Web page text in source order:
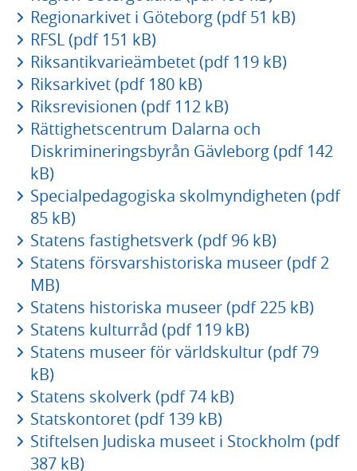
Regionarkivet i Göteborg (pdf 51 kB)
RFSL (pdf 151 kB)
Riksantikvarieämbetet (pdf 119 kB)
Riksarkivet (pdf 180 kB)
Riksrevisionen (pdf 112 kB)
Rättighetscentrum Dalarna och
Diskrimineringsbyrån Gävleborg (pdf 142
kB)
Specialpedagogiska skolmyndigheten (pdf
85 kB)
Statens fastighetsverk (pdf 96 kB)
Statens försvarshistoriska museer (pdf 2
MB)
Statens historiska museer (pdf 225 kB)
Statens kulturråd (pdf 119 kB)
Statens museer för världskultur (pdf 79
kB)
Statens skolverk (pdf 74 kB)
Statskontoret (pdf 139 kB)
Stiftelsen Judiska museet i Stockholm (pdf
387 kB)